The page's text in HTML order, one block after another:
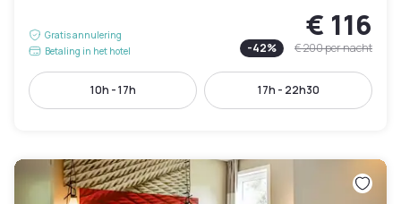
Gratis annulering
Betaling in het hotel
€ 116
-42% € 200per nacht
10h - 17h 17h - 22h30